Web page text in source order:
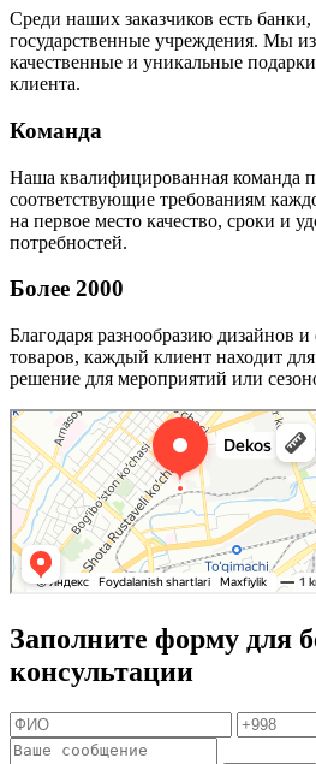
Среди наших заказчиков есть
государственные учреждения. Мы
качественные и уникальные
клиента.
Команда
Наша квалифицированная команда
соответствующие требованиям
на первое место качество, сроки и
потребностей.
Более 2000
Благодаря разнообразию дизайнов
товаров, каждый клиент находит
решение для мероприятий или
Заполните форму для
консультации